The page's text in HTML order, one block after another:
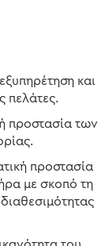
και
πελάτες.
προστασία των
προστασία
με σκοπό τη